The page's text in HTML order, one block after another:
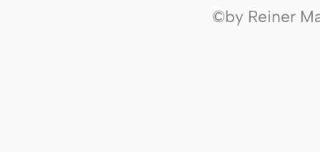
©by Reiner